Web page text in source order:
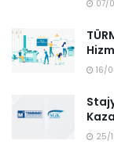
07/
16/
25/